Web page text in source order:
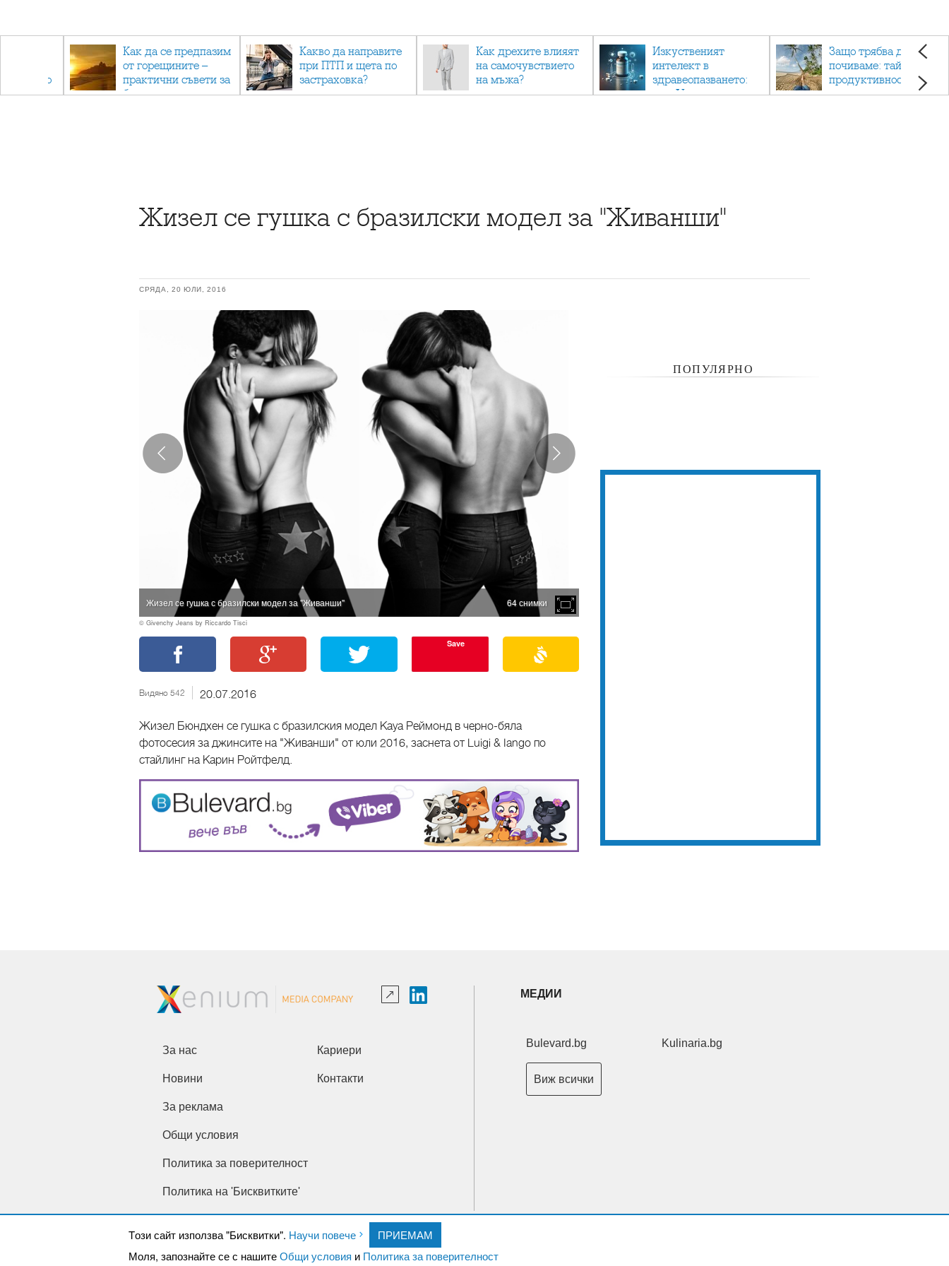
отново
Как да се предпазим
от горещините –
практични съвети за
безопасно лято
Какво да направите
при ПТП и щета по
застраховка?
Как дрехите влияят
на самочувствието
на мъжа?
Изкуственият
интелект в
здравеопазването:
как AI променя
Защо трябва да си
почиваме: тайната на
продуктивността,
здравето и добрия
Жизел се гушка с бразилски модел за "Живанши"
СРЯДА, 20 ЮЛИ, 2016
Жизел се гушка с бразилски модел за "Живанши" 64 снимки
© Givenchy Jeans by Riccardo Tisci
Save
Видяно 542 20.07.2016
Жизел Бюндхен се гушка с бразилския модел Кауа Реймонд в черно-бяла
фотосесия за джинсите на "Живанши" от юли 2016, заснета от Luigi & Iango по
стайлинг на Карин Ройтфелд.
ПОПУЛЯРНО
Tози сайт използва "Бисквитки". Научи повече
ПРИЕМАМ
Моля, запознайте се с нашитеОбщи условия и Политика за поверителност
За нас Кариери
Новини Контакти
За реклама
Общи условия
Политика за поверителност
Политика на 'Бисквитките'
МЕДИИ
Bulevard.bg Kulinaria.bg
Виж всички
Copyright © 2026 Ксениум ООД. Всички права запазени.
XeniumCompany.com